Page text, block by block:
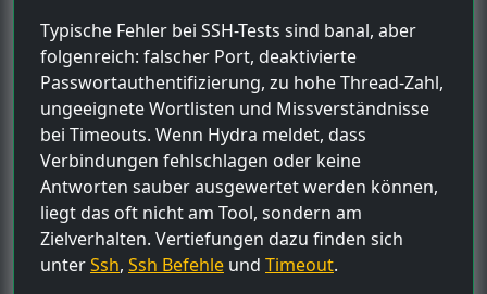
Typische Fehler bei SSH-Tests sind banal, aber
folgenreich: falscher Port, deaktivierte
Passwortauthentifizierung, zu hohe Thread-Zahl,
ungeeignete Wortlisten und Missverständnisse
bei Timeouts. Wenn Hydra meldet, dass
Verbindungen fehlschlagen oder keine
Antworten sauber ausgewertet werden können,
liegt das oft nicht am Tool, sondern am
Zielverhalten. Vertiefungen dazu finden sich
unterSsh, Ssh Befehle und Timeout.